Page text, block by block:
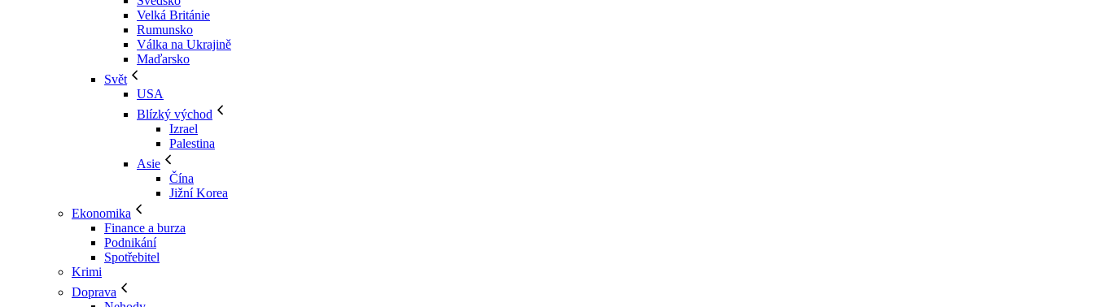
Velká Británie
Rumunsko
Válka na Ukrajině
Maďarsko
Svět
USA
Blízký východ
Izrael
Palestina
Asie
Čína
Jižní Korea
Ekonomika
Finance a burza
Podnikání
Spotřebitel
Krimi
Doprava